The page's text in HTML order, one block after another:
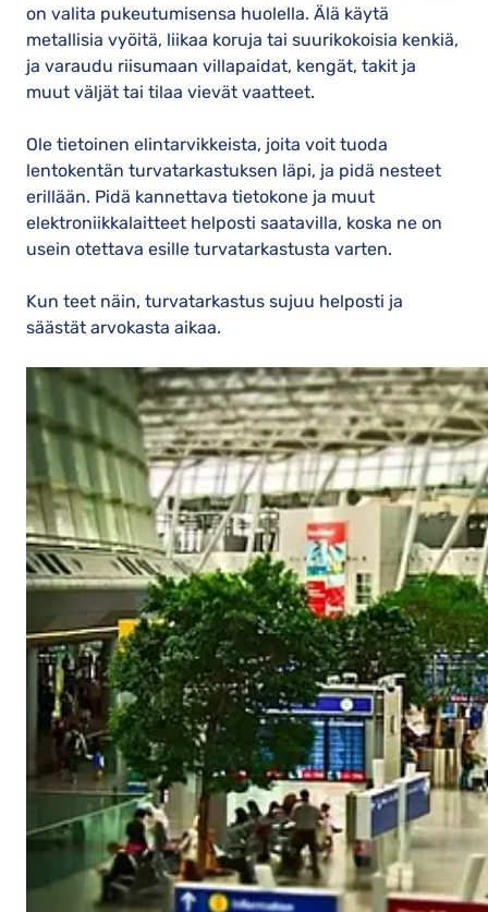
on valita pukeutumisensa huolella. Älä käytä
metallisia vyöitä, liikaa koruja tai suurikokoisia kenkiä,
ja varaudu riisumaan villapaidat, kengät, takit ja
muut väljät tai tilaa vievät vaatteet.
Ole tietoinen elintarvikkeista, joita voit tuoda
lentokentän turvatarkastuksen läpi, ja pidä nesteet
erillään. Pidä kannettava tietokone ja muut
elektroniikkalaitteet helposti saatavilla, koska ne on
usein otettava esille turvatarkastusta varten.
Kun teet näin, turvatarkastus sujuu helposti ja
säästät arvokasta aikaa.